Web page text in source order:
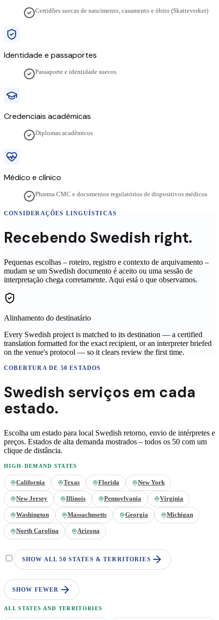
Certidões suecas de nascimento, casamento e óbito (Skatteverket)
Identidade e passaportes
Passaporte e identidade suecos
Credenciais acadêmicas
Diplomas acadêmicos
Médico e clínico
Pharma CMC e documentos regulatórios de dispositivos médicos
CONSIDERAÇÕES LINGUÍSTICAS
Recebendo Swedish right.
Pequenas escolhas – roteiro, registro e contexto de arquivamento –
mudam se um Swedish documento é aceito ou uma sessão de
interpretação chega corretamente. Aqui está o que observamos.
Alinhamento do destinatário
Every Swedish project is matched to its destination — a certified
translation formatted for the exact recipient, or an interpreter briefed
on the venue's protocol — so it clears review the first time.
COBERTURA DE 50 ESTADOS
Swedish serviços em cada
estado.
Escolha um estado para local Swedish retorno, envio de intérpretes e
preços. Estados de alta demanda mostrados – todos os 50 com um
clique de distância.
HIGH-DEMAND STATES
California Texas Florida New York
New Jersey Illinois Pennsylvania Virginia
Washington Massachusetts Georgia Michigan
North Carolina Arizona
SHOW ALL 50 STATES & TERRITORIES
SHOW FEWER
ALL STATES AND TERRITORIES